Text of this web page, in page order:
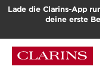
WEITER ZUM
Lade die Clarins-App
deine erste